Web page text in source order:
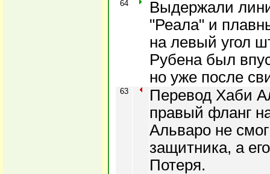
64
Выдержали
"Реала" и
на левый угол
Рубена был
но уже после
63
Перевод Хаби
правый фланг
Альваро не
защитника, а
Потеря.